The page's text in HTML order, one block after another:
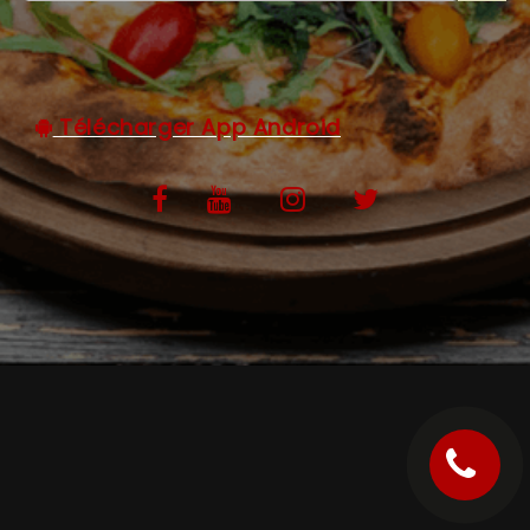
C.G.V
Télécharger App Android